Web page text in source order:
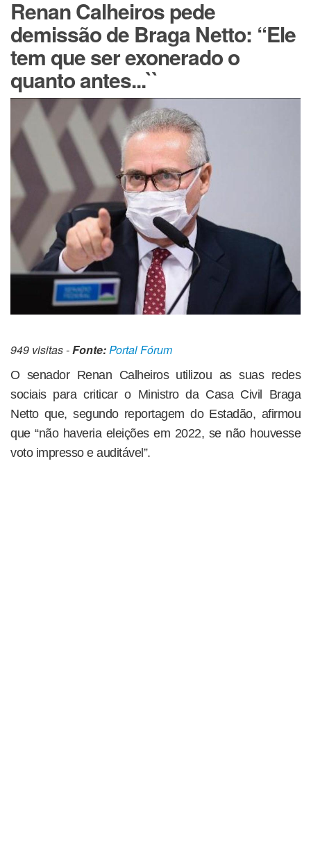
Renan Calheiros pede
demissão de Braga Netto: “Ele
tem que ser exonerado o
quanto antes...``
949 visitas -Fonte:Portal Fórum
O senador Renan Calheiros utilizou as suas redes
sociais para criticar o Ministro da Casa Civil Braga
Netto que, segundo reportagem do Estadão, afirmou
que “não haveria eleições em 2022, se não houvesse
voto impresso e auditável”.